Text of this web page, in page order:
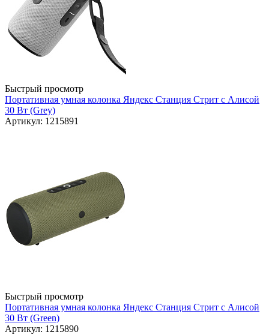
Быстрый просмотр
Портативная умная колонка Яндекс Станция Стрит с Алисой
30 Вт (Grey)
Артикул: 1215891
Быстрый просмотр
Портативная умная колонка Яндекс Станция Стрит с Алисой
30 Вт (Green)
Артикул: 1215890